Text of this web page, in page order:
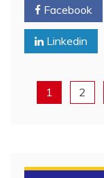
Facebook
Linkedin
1 2